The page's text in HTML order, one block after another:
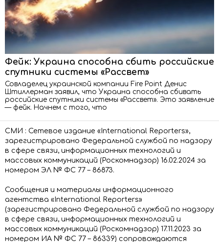
Фейк: Украина способна сбить российские
спутники системы «Рассвет»
Совладелец украинской компании Fire Point Денис
Штиллерман заявил, что Украина способна сбивать
российские спутники системы «Рассвет». Это заявление
— фейк. Начнем с того, что
СМИ : Сетевое издание «International Reporters»,
зарегистрировано Федеральной службой по надзору
в сфере связи, информационных технологий и
массовых коммуникаций (Роскомнадзор) 16.02.2024 за
номером ЭЛ № ФС 77 – 86873.
Сообщения и материалы информационного
агентства «International Reporters»
(зарегистрировано Федеральной службой по надзору
в сфере связи, информационных технологий и
массовых коммуникаций (Роскомнадзор) 17.11.2023 за
номером ИА № ФС 77 – 86339) сопровождаются